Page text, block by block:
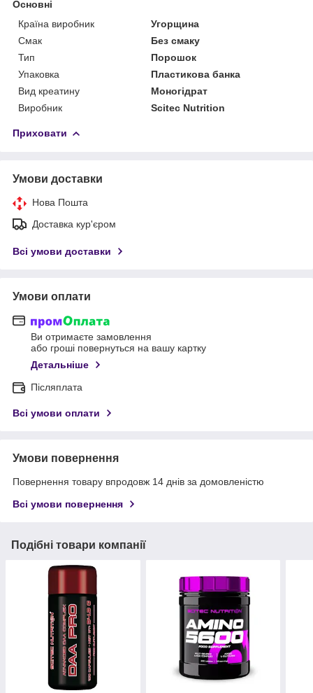
Основні
Країна виробник
Угорщина
Смак
Без смаку
Тип
Порошок
Упаковка
Пластикова банка
Вид креатину
Моногідрат
Виробник
Scitec Nutrition
Приховати
Умови доставки
Нова Пошта
Доставка кур'єром
Всі умови доставки
Умови оплати
Ви отримаєте замовлення
або гроші повернуться на вашу картку
Детальніше
Післяплата
Всі умови оплати
Умови повернення
Повернення товару впродовж 14 днів за домовленістю
Всі умови повернення
Подібні товари компанії